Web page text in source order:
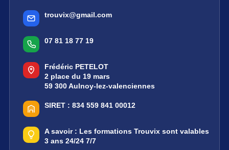
trouvix@gmail.com
07 81 18 77 19
Frédéric PETELOT
2 place du 19 mars
59 300 Aulnoy-lez-valenciennes
SIRET : 834 559 841 00012
A savoir : Les formations Trouvix sont valables
3 ans 24/24 7/7